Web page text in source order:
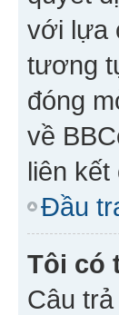
với lựa
tương
đóng
về
liên kết
Đầu
Tôi có
Câu